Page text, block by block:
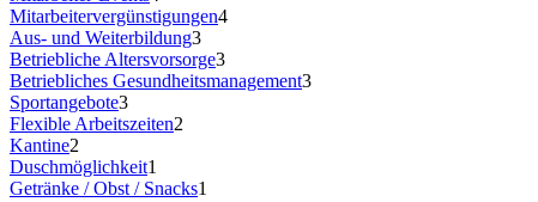
Mitarbeitervergünstigungen4
Aus- und Weiterbildung3
Betriebliche Altersvorsorge3
Betriebliches Gesundheitsmanagement3
Sportangebote3
Flexible Arbeitszeiten2
Kantine2
Duschmöglichkeit1
Getränke / Obst / Snacks1